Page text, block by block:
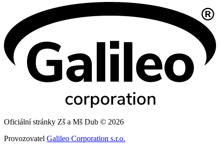
Oficiální stránky Zš a Mš Dub © 2026
Provozovatel Galileo Corporation s.r.o.